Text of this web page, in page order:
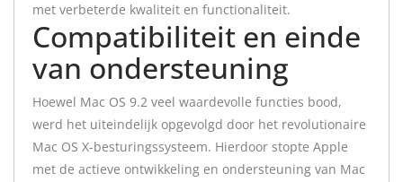
met verbeterde kwaliteit en functionaliteit.
Compatibiliteit en einde
van ondersteuning
Hoewel Mac OS 9.2 veel waardevolle functies bood,
werd het uiteindelijk opgevolgd door het revolutionaire
Mac OS X-besturingssysteem. Hierdoor stopte Apple
met de actieve ontwikkeling en ondersteuning van Mac